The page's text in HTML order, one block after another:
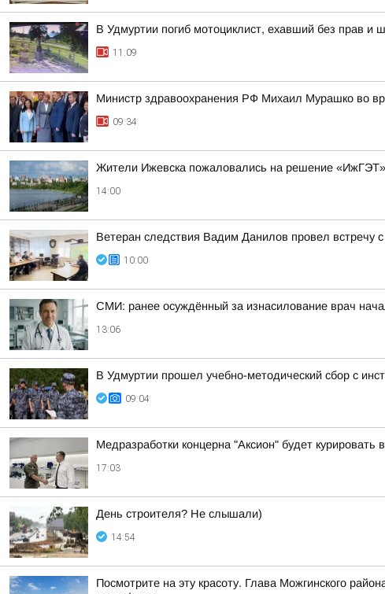
В Удмуртии погиб мотоциклист, ехавший без прав и
11:09
Министр здравоохранения РФ Михаил Мурашко во
09:34
Жители Ижевска пожаловались на решение
14:00
Ветеран следствия Вадим Данилов провел встречу
10:00
СМИ: ранее осуждённый за изнасилование врач
13:06
В Удмуртии прошел учебно-методический сбор с
09:04
Медразработки концерна "Аксион" будет курировать
17:03
День строителя? Не слышали)
14:54
Посмотрите на эту красоту. Глава Можгинского